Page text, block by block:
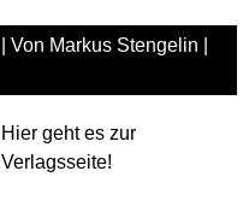
| Von Markus Stengelin
Hier geht es zur
Verlagsseite!